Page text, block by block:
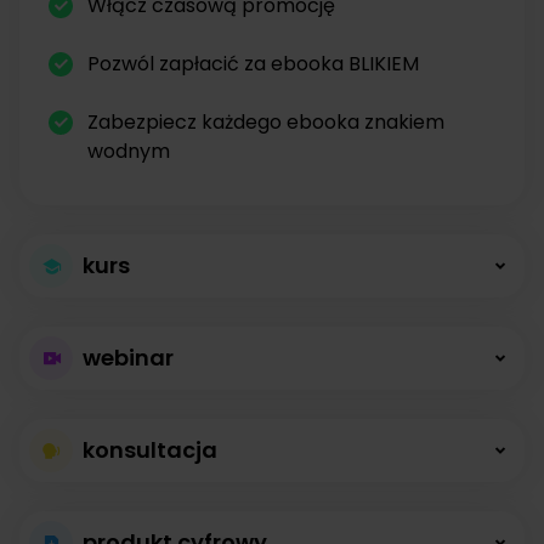
Pozwól zapłacić za ebooka BLIKIEM
Zabezpiecz każdego ebooka znakiem
wodnym
kurs
kursów
Kursy online z modułami, lekcjami, nagraniami i
opisami dostępne od zaraz.
webinar
bez limitów
konsultacja